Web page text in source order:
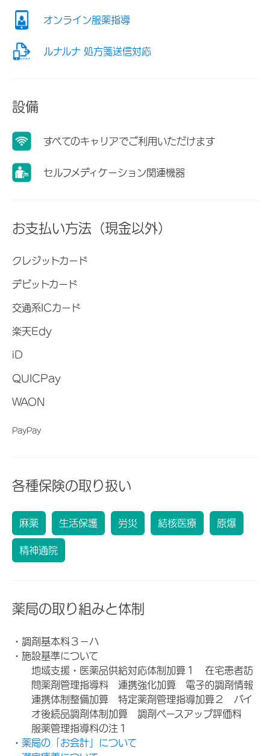
オンライン服薬指導
ルナルナ 処方箋送信対応
設備
すべてのキャリアでご利用いただけます
セルフメディケーション関連機器
お支払い方法（現金以外）
クレジットカード
デビットカード
交通系ICカード
楽天Edy
iD
QUICPay
WAON
PayPay
各種保険の取り扱い
麻薬 生活保護 労災 結核医療 原爆
精神通院
薬局の取り組みと体制
・調剤基本料３－ハ
・施設基準について
地域支援・医薬品供給対応体制加算１ 在宅患者訪
問薬剤管理指導料 連携強化加算 電子的調剤情報
連携体制整備加算 特定薬剤管理指導加算２ バイ
オ後続品調剤体制加算 調剤ベースアップ評価料
服薬管理指導料の注１
・ 薬局の「お会計」について